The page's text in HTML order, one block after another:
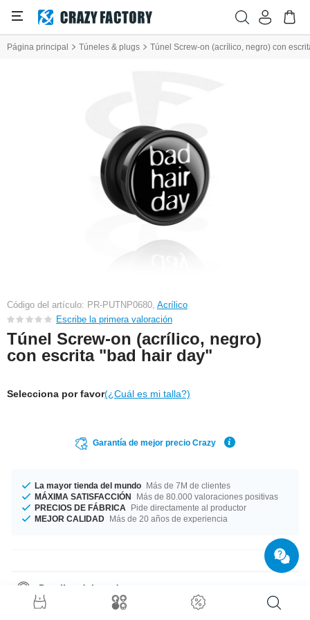
Página principal Túneles & plugs Túnel Screw-on (acrílico, negro) con
Código del artículo: PR-PUTNP0680, Acrílico
Escribe la primera valoración
Túnel Screw-on (acrílico, negro)
con escrita "bad hair day"
Selecciona por favor(¿Cuál es mi talla?)
Garantía de mejor precio Crazy
La mayor tienda del mundo Más de 7M de clientes
MÁXIMA SATISFACCIÓN
Más de 80.000 valoraciones positivas
PRECIOS DE FÁBRICA
Pide directamente al productor
MEJOR CALIDAD Más de 20 años de experiencia
Detalles del producto
Disponible en varios tamaños empezando en diámetros de 4 mm hasta